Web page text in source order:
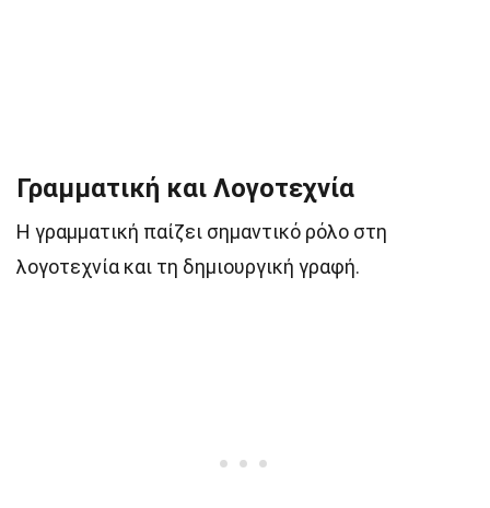
Γραμματική και Λογοτεχνία
Η γραμματική παίζει σημαντικό ρόλο στη
λογοτεχνία και τη δημιουργική γραφή.